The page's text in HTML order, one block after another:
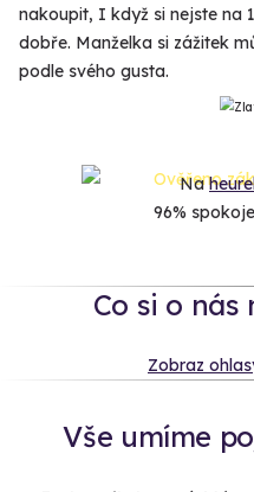
nakoupit, I když si nejste na
dobře. Manželka si zážitek
podle svého gusta.
Na
96%
Co si o nás
Zobraz
Vše umíme